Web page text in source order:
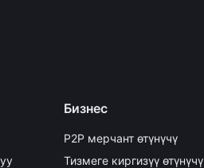
Бизнес
P2P мерчант өтүнүчү
Тизмеге киргизүү өтүнүчү